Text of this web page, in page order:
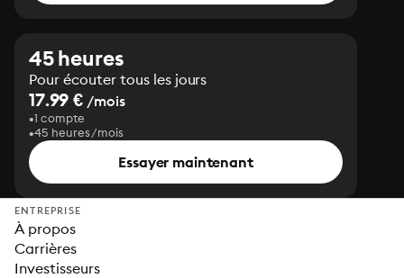
45 heures
Pour écouter tous les jours
17.99 € /mois
1 compte
45 heures/mois
Essayer maintenant
ENTREPRISE
À propos
Carrières
Investisseurs